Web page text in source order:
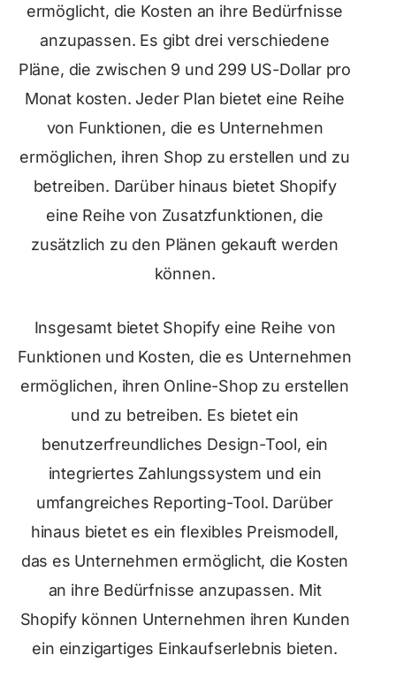
ermöglicht, die Kosten an ihre Bedürfnisse
anzupassen. Es gibt drei verschiedene
Pläne, die zwischen 9 und 299 US-Dollar pro
Monat kosten. Jeder Plan bietet eine Reihe
von Funktionen, die es Unternehmen
ermöglichen, ihren Shop zu erstellen und zu
betreiben. Darüber hinaus bietet Shopify
eine Reihe von Zusatzfunktionen, die
zusätzlich zu den Plänen gekauft werden
können.
Insgesamt bietet Shopify eine Reihe von
Funktionen und Kosten, die es Unternehmen
ermöglichen, ihren Online-Shop zu erstellen
und zu betreiben. Es bietet ein
benutzerfreundliches Design-Tool, ein
integriertes Zahlungssystem und ein
umfangreiches Reporting-Tool. Darüber
hinaus bietet es ein flexibles Preismodell,
das es Unternehmen ermöglicht, die Kosten
an ihre Bedürfnisse anzupassen. Mit
Shopify können Unternehmen ihren Kunden
ein einzigartiges Einkaufserlebnis bieten.